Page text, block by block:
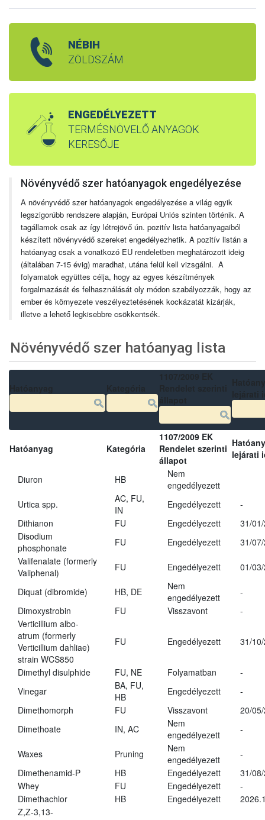
NÉBIH
ZÖLDSZÁM
ENGEDÉLYEZETT
TERMÉSNÖVELŐ ANYAGOK
KERESŐJE
Növényvédő szer hatóanyagok engedélyezése
A növényvédő szer hatóanyagok engedélyezése a világ egyik
legszigorúbb rendszere alapján, Európai Uniós szinten történik. A
tagállamok csak az így létrejövő ún. pozitív lista hatóanyagaiból
készített növényvédő szereket engedélyezhetik. A pozitív listán a
hatóanyag csak a vonatkozó EU rendeletben meghatározott ideig
(általában 7-15 évig) maradhat, utána felül kell vizsgálni. A
folyamatok együttes célja, hogy az egyes készítmények
forgalmazását és felhasználását oly módon szabályozzák, hogy az
ember és környezete veszélyeztetésének kockázatát kizárják,
illetve a lehető legkisebbre csökkentsék.
Növényvédő szer hatóanyag lista
Hatóanyag Kategória
1107/2009 EK
Rendelet szerinti
állapot
lejárati
Diuron HB
Nem
engedélyezett
Urtica spp.
AC, FU,
IN
Engedélyezett
-
Dithianon
FU Engedélyezett
31/
Disodium
phosphonate
FU Engedélyezett
31/
Valifenalate (formerly
Valiphenal)
FU Engedélyezett 01/
Diquat (dibromide) HB, DE
Nem
engedélyezett
-
Dimoxystrobin
FU Visszavont
-
Verticillium albo-
atrum (formerly
Verticillium dahliae)
strain WCS850
FU Engedélyezett 31/
Dimethyl disulphide FU, NE Folyamatban
-
Vinegar
BA, FU,
HB
Engedélyezett
-
Dimethomorph
FU Visszavont
20/
Dimethoate
IN, AC
Nem
engedélyezett
-
Waxes Pruning
Nem
engedélyezett
-
Dimethenamid-P
HB Engedélyezett
31/
Whey
FU Engedélyezett
-
Dimethachlor
HB Engedélyezett
Z,Z-3,13-